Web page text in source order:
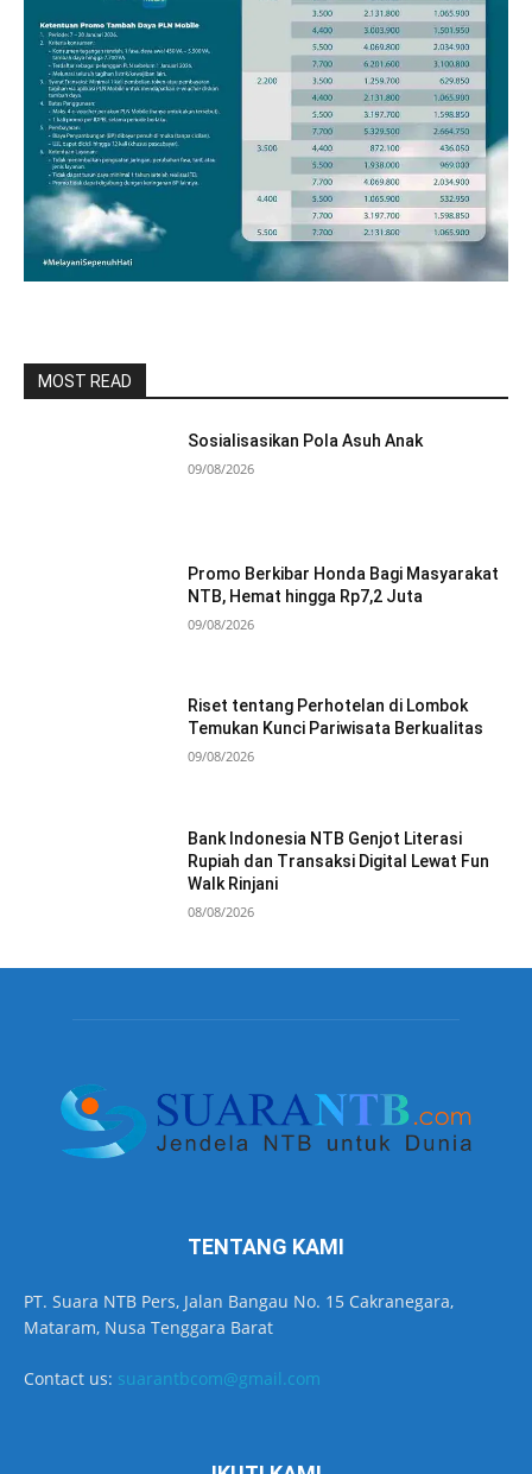
MOST READ
Sosialisasikan Pola Asuh Anak
09/08/2026
Promo Berkibar Honda Bagi Masyarakat
NTB, Hemat hingga Rp7,2 Juta
09/08/2026
Riset tentang Perhotelan di Lombok
Temukan Kunci Pariwisata Berkualitas
09/08/2026
Bank Indonesia NTB Genjot Literasi
Rupiah dan Transaksi Digital Lewat Fun
Walk Rinjani
08/08/2026
TENTANG KAMI
PT. Suara NTB Pers, Jalan Bangau No. 15 Cakranegara,
Mataram, Nusa Tenggara Barat
Contact us: suarantbcom@gmail.com